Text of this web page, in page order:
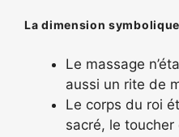
La dimension symbolique
Le massage
aussi un rite de
Le corps du roi
sacré, le toucher